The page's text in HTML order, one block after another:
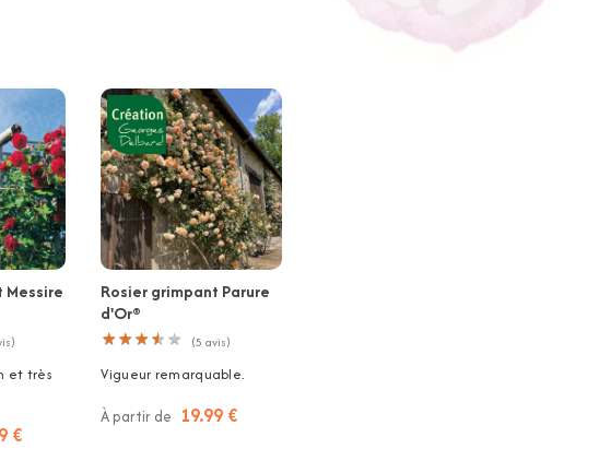
Messire
et très
€
Rosier grimpant Parure
d'Or®
★ ★ ★ ★ ★
★ ★ ★ ★ ★ (5 avis)
Vigueur remarquable.
À partir de 19.99 €